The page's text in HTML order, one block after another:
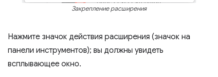
Закрепление расширения
Нажмите значок действия расширения (значок на
панели инструментов); вы должны увидеть
всплывающее окно.